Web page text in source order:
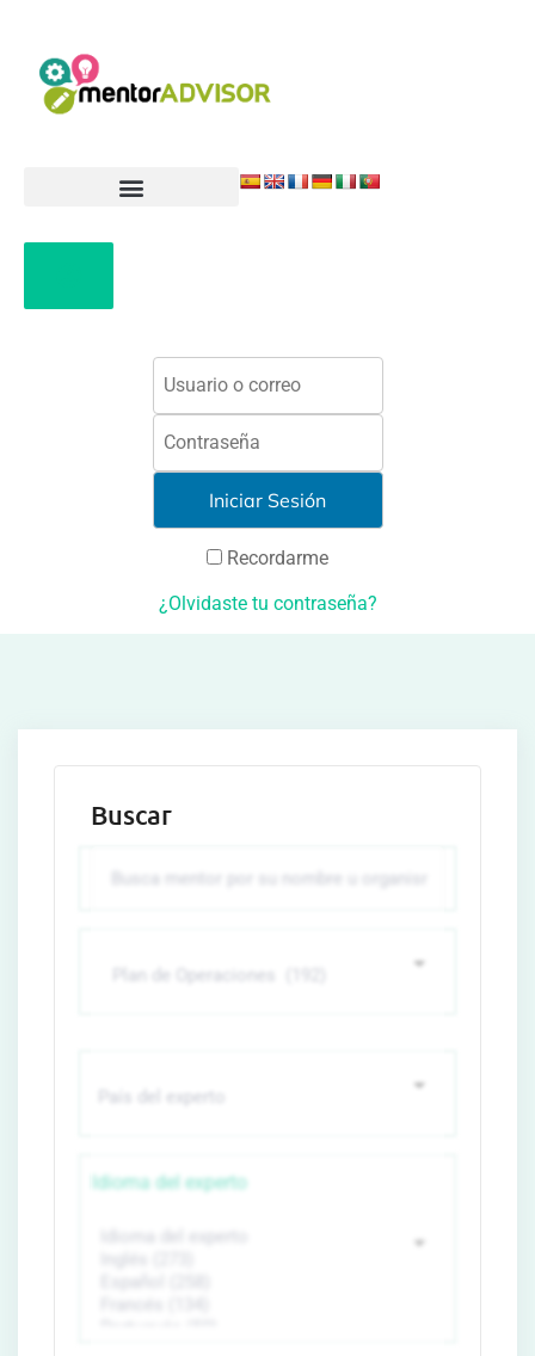
Recordarme
¿Olvidaste tu contraseña?
Buscar
Idioma del experto